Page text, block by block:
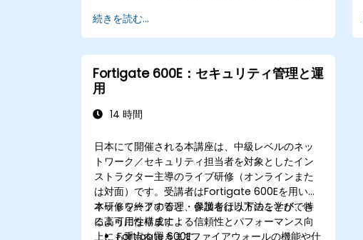
さまざまな環境下でFortinetソリューション
の設定・管理・トラブルシューティングが行
える
複雑なセキュリティ課題や要件に対して、
Fortinet製品を効果的に活用できる
続きを読む...
Fortigate 600E：セキュリティ管理と運
用
14 時間
日本にて開催される本講座は、中級レベルのネッ
トワーク／セキュリティ担当者を対象としたイン
ストラクター主導のライブ研修（オンラインまた
は対面）です。受講者はFortigate 600Eを用いて
ネットワークの管理・保護を行う方法を学び、特
に高可用性構成による信頼性とパフォーマンス向
上にも重点を置きます。
本研修を終了すると、参加者は以下のことができ
るようになります：
Fortigate 600Eファイアウォールの機能や仕